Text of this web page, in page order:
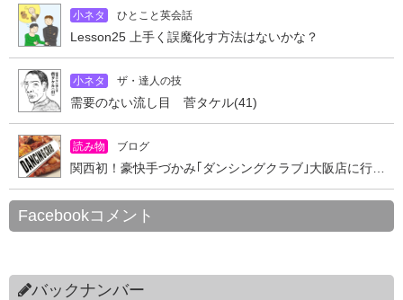
小ネタ ひとこと英会話
Lesson25 上手く誤魔化す方法はないかな？
小ネタ ザ・達人の技
需要のない流し目 菅タケル(41)
読み物 ブログ
Facebookコメント
バックナンバー